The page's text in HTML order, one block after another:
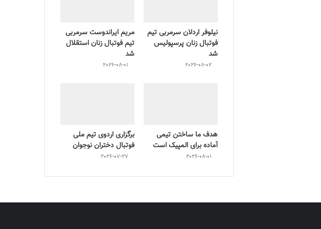
نیلوفر اردلان سرمربی تیم
فوتبال زنان پرسپولیس
شد
2026-08-02
مریم ایراندوست سرمربی
تیم فوتبال زنان استقلال
شد
2026-08-01
هدف ما ساختن تیمی
آماده برای المپیک است
2026-08-01
برگزاری اردوی تیم ملی
فوتبال دختران نوجوان
2026-07-27